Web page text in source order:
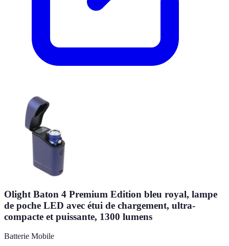
Olight Baton 4 Premium Edition bleu royal, lampe
de poche LED avec étui de chargement, ultra-
compacte et puissante, 1300 lumens
Batterie Mobile